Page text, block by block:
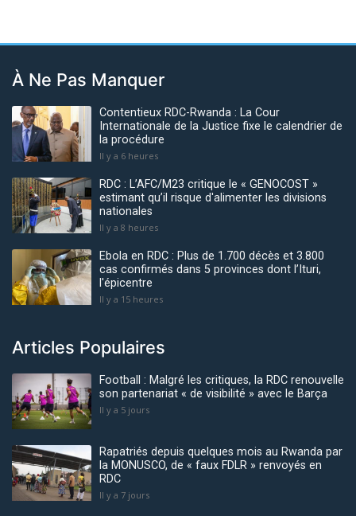
À Ne Pas Manquer
Contentieux RDC-Rwanda : La Cour
Internationale de la Justice fixe le calendrier de
la procédure
Il y a 6 heures
RDC : L’AFC/M23 critique le « GENOCOST »
estimant qu’il risque d'alimenter les divisions
nationales
Il y a 8 heures
Ebola en RDC : Plus de 1.700 décès et 3.800
cas confirmés dans 5 provinces dont l’Ituri,
l'épicentre
Il y a 15 heures
Articles Populaires
Football : Malgré les critiques, la RDC renouvelle
son partenariat « de visibilité » avec le Barça
Il y a 5 jours
Rapatriés depuis quelques mois au Rwanda par
la MONUSCO, de « faux FDLR » renvoyés en
RDC
Il y a 7 jours